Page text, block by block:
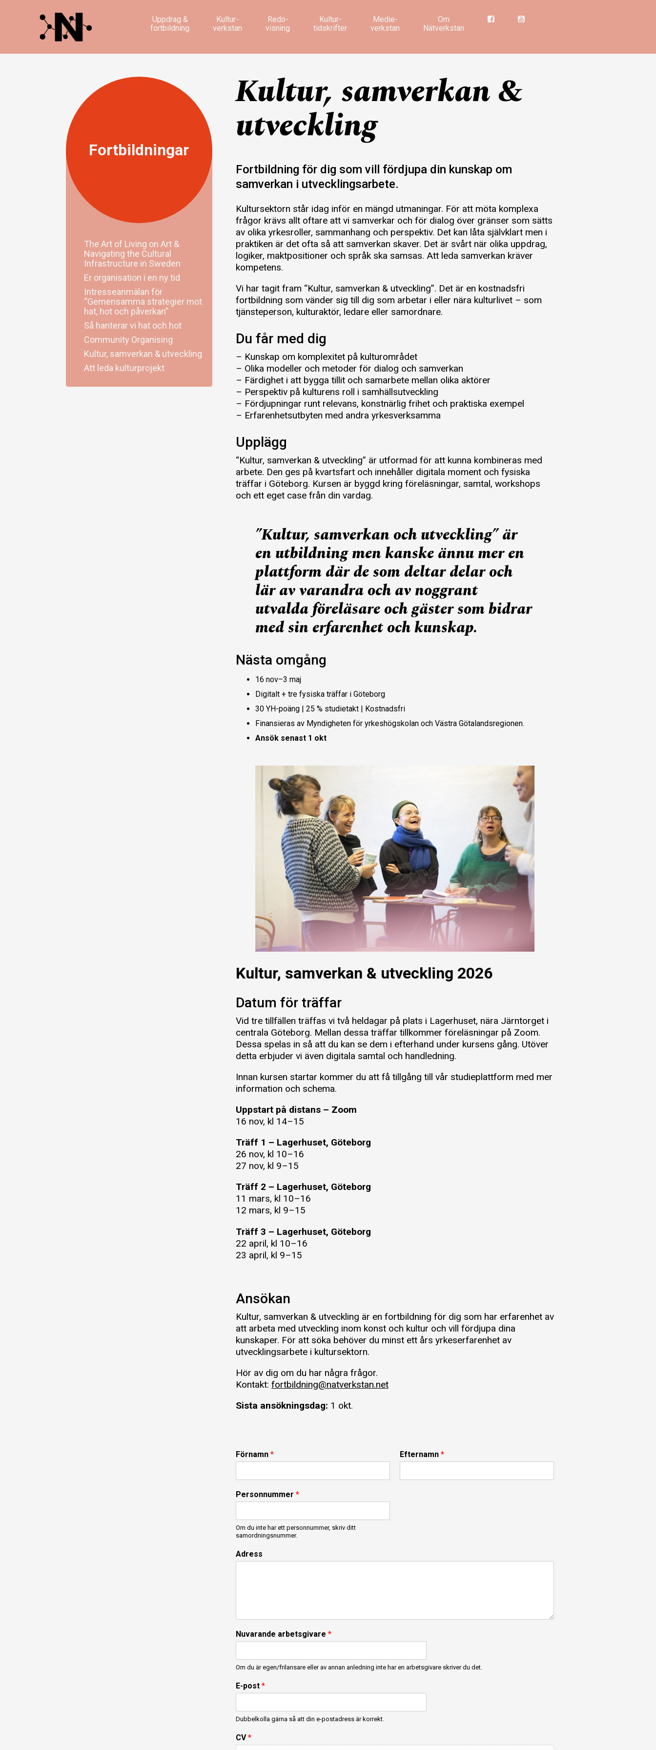
Uppdrag &
fortbildning
Kultur­
verkstan
Redo­
visning
Kultur­
tidskrifter
Medie­
verkstan
Om
Nätverkstan
Fortbildningar
The Art of Living on Art &
Navigating the Cultural
Infrastructure in Sweden
Er organisation i en ny tid
Intresseanmälan för
“Gemensamma strategier mot
hat, hot och påverkan”
Så hanterar vi hat och hot
Community Organising
Kultur, samverkan & utveckling
Att leda kulturprojekt
Kultur, samverkan &
utveckling
Fortbildning för dig som vill fördjupa din kunskap om
samverkan i utvecklingsarbete.
Kultursektorn står idag inför en mängd utmaningar. För att möta komplexa
frågor krävs allt oftare att vi samverkar och för dialog över gränser som sätts
av olika yrkesroller, sammanhang och perspektiv. Det kan låta självklart men i
praktiken är det ofta så att samverkan skaver. Det är svårt när olika uppdrag,
logiker, maktpositioner och språk ska samsas. Att leda samverkan kräver
kompetens.
Vi har tagit fram “Kultur, samverkan & utveckling”. Det är en kostnadsfri
fortbildning som vänder sig till dig som arbetar i eller nära kulturlivet – som
tjänsteperson, kulturaktör, ledare eller samordnare.
Du får med dig
– Kunskap om komplexitet på kulturområdet
– Olika modeller och metoder för dialog och samverkan
– Färdighet i att bygga tillit och samarbete mellan olika aktörer
– Perspektiv på kulturens roll i samhällsutveckling
– Fördjupningar runt relevans, konstnärlig frihet och praktiska exempel
– Erfarenhetsutbyten med andra yrkesverksamma
Upplägg
“Kultur, samverkan & utveckling” är utformad för att kunna kombineras med
arbete. Den ges på kvartsfart och innehåller digitala moment och fysiska
träffar i Göteborg. Kursen är byggd kring föreläsningar, samtal, workshops
och ett eget case från din vardag.
”Kultur, samverkan och utveckling” är
en utbildning men kanske ännu mer en
plattform där de som deltar delar och
lär av varandra och av noggrant
utvalda föreläsare och gäster som bidrar
med sin erfarenhet och kunskap.
Nästa omgång
16 nov–3 maj
Digitalt + tre fysiska träffar i Göteborg
30 YH-poäng | 25 % studietakt | Kostnadsfri
Finansieras av Myndigheten för yrkeshögskolan och Västra Götalandsregionen.
Ansök senast 1 okt
Kultur, samverkan & utveckling 2026
Datum för träffar
Vid tre tillfällen träffas vi två heldagar på plats i Lagerhuset, nära Järntorget i
centrala Göteborg. Mellan dessa träffar tillkommer föreläsningar på Zoom.
Dessa spelas in så att du kan se dem i efterhand under kursens gång. Utöver
detta erbjuder vi även digitala samtal och handledning.
Innan kursen startar kommer du att få tillgång till vår studieplattform med mer
information och schema.
Uppstart på distans – Zoom
16 nov, kl 14–15
Träff 1 – Lagerhuset, Göteborg
26 nov, kl 10–16
27 nov, kl 9–15
Träff 2 – Lagerhuset, Göteborg
11 mars, kl 10–16
12 mars, kl 9–15
Träff 3 – Lagerhuset, Göteborg
22 april, kl 10–16
23 april, kl 9–15
Ansökan
Kultur, samverkan & utveckling är en fortbildning för dig som har erfarenhet av
att arbeta med utveckling inom konst och kultur och vill fördjupa dina
kunskaper. För att söka behöver du minst ett års yrkeserfarenhet av
utvecklingsarbete i kultursektorn.
Hör av dig om du har några frågor.
Kontakt: fortbildning@natverkstan.net
Sista ansökningsdag: 1 okt.
Förnamn * Efternamn *
Personnummer *
Om du inte har ett personnummer, skriv ditt
samordningsnummer.
Adress
Nuvarande arbetsgivare *
Om du är egen/frilansare eller av annan anledning inte har en arbetsgivare skriver du det.
E-post *
Dubbelkolla gärna så att din e-postadress är korrekt.
F
ö
CV*